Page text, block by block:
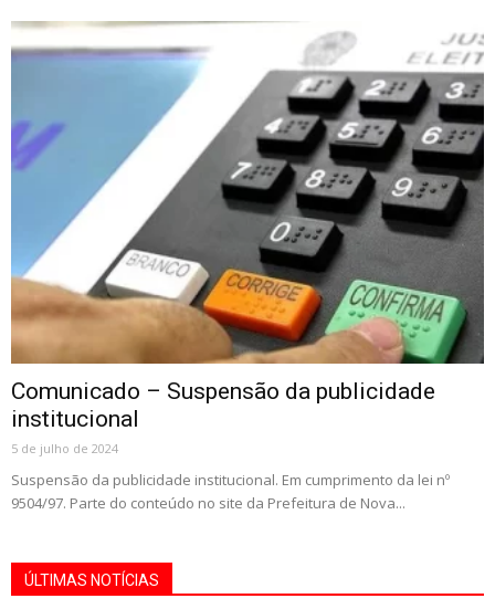
Comunicado – Suspensão da publicidade
institucional
5 de julho de 2024
Suspensão da publicidade institucional. Em cumprimento da lei nº
9504/97. Parte do conteúdo no site da Prefeitura de Nova...
ÚLTIMAS NOTÍCIAS